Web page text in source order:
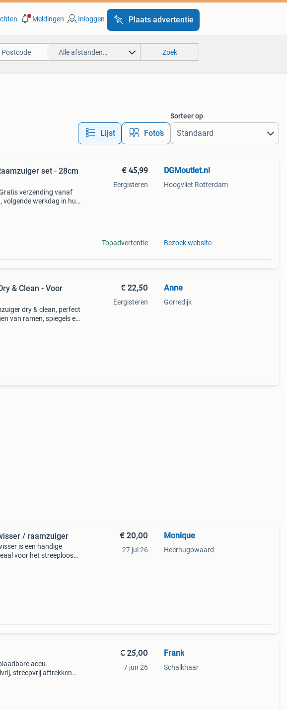
Meldingen Inloggen Plaats advertentie
Alle afstanden… Zoek
Lijst Foto’s
Sorteer op
set - 28cm
verzending vanaf
volgende werkdag in huis
€ 45,99
Eergisteren
Topadvertentie
DGMoutlet.nl
Hoogvliet Rotterdam
Bezoek website
& Clean - Voor
dry & clean, perfect
van ramen, spiegels en
€ 22,50
Eergisteren
Anne
Gorredijk
/ raamzuiger
is een handige
voor het streeploos
€ 20,00
27 jul 26
Monique
Heerhugowaard
accu.
streepvrij aftrekken
€ 25,00
7 jun 26
Frank
Schalkhaar